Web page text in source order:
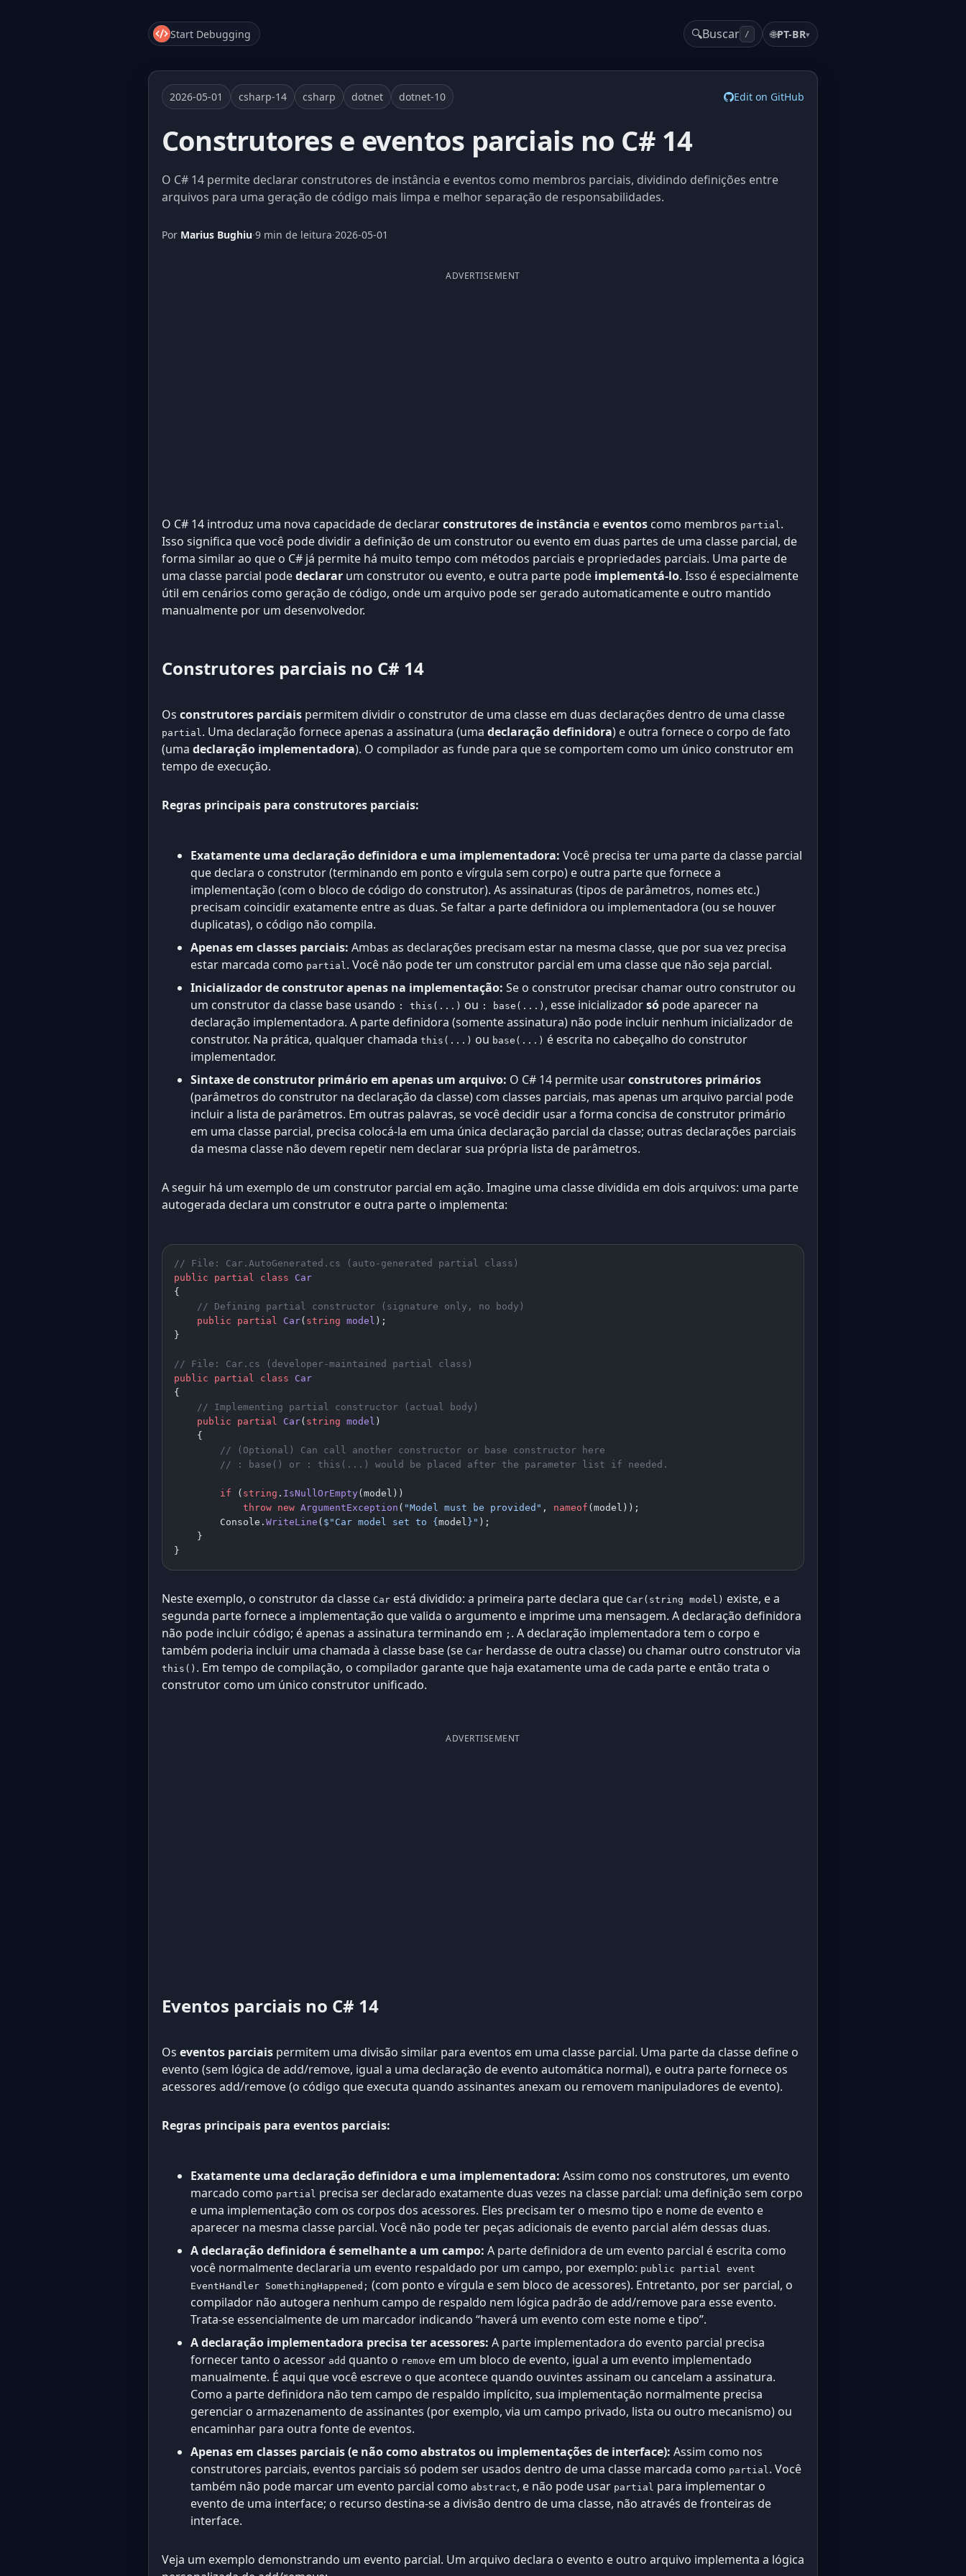
Start Debugging 🔍Buscar / 🌐PT-BR▾
2026-05-01 csharp-14 csharp dotnet dotnet-10 Edit on GitHub
Construtores e eventos parciais no C# 14
O C# 14 permite declarar construtores de instância e eventos como membros parciais, dividindo definições entre
arquivos para uma geração de código mais limpa e melhor separação de responsabilidades.
Por Marius Bughiu·9 min de leitura·2026-05-01
ADVERTISEMENT
O C# 14 introduz uma nova capacidade de declararconstrutores de instância eeventos como membros partial.
Isso significa que você pode dividir a definição de um construtor ou evento em duas partes de uma classe parcial, de
forma similar ao que o C# já permite há muito tempo com métodos parciais e propriedades parciais. Uma parte de
uma classe parcial podedeclarar um construtor ou evento, e outra parte pode implementá-lo. Isso é especialmente
útil em cenários como geração de código, onde um arquivo pode ser gerado automaticamente e outro mantido
manualmente por um desenvolvedor.
Construtores parciais no C# 14
Os construtores parciais permitem dividir o construtor de uma classe em duas declarações dentro de uma classe
partial . Uma declaração fornece apenas a assinatura (uma declaração definidora) e outra fornece o corpo de fato
(uma declaração implementadora). O compilador as funde para que se comportem como um único construtor em
tempo de execução.
Regras principais para construtores parciais:
Exatamente uma declaração definidora e uma implementadora: Você precisa ter uma parte da classe parcial
que declara o construtor (terminando em ponto e vírgula sem corpo) e outra parte que fornece a
implementação (com o bloco de código do construtor). As assinaturas (tipos de parâmetros, nomes etc.)
precisam coincidir exatamente entre as duas. Se faltar a parte definidora ou implementadora (ou se houver
duplicatas), o código não compila.
Apenas em classes parciais: Ambas as declarações precisam estar na mesma classe, que por sua vez precisa
estar marcada como partial . Você não pode ter um construtor parcial em uma classe que não seja parcial.
Inicializador de construtor apenas na implementação: Se o construtor precisar chamar outro construtor ou
um construtor da classe base usando : this(...) ou : base(...) , esse inicializadorsó pode aparecer na
declaração implementadora. A parte definidora (somente assinatura) não pode incluir nenhum inicializador de
construtor. Na prática, qualquer chamada this(...) ou base(...) é escrita no cabeçalho do construtor
implementador.
Sintaxe de construtor primário em apenas um arquivo: O C# 14 permite usarconstrutores primários
(parâmetros do construtor na declaração da classe) com classes parciais, mas apenas um arquivo parcial pode
incluir a lista de parâmetros. Em outras palavras, se você decidir usar a forma concisa de construtor primário
em uma classe parcial, precisa colocá-la em uma única declaração parcial da classe; outras declarações parciais
da mesma classe não devem repetir nem declarar sua própria lista de parâmetros.
A seguir há um exemplo de um construtor parcial em ação. Imagine uma classe dividida em dois arquivos: uma parte
autogerada declara um construtor e outra parte o implementa:
// File: Car.AutoGenerated.cs (auto-generated partial class)
public partial class Car
{
    // Defining partial constructor (signature only, no body)
    public
partial Car( string model );
}
// File: Car.cs (developer-maintained partial class)
public partial class Car
{
    // Implementing partial constructor (actual body)
    public
partial Car( string model )
    {
        // (Optional) Can call another constructor or base constructor here
        // : base() or : this(...) would be placed after the parameter list if needed.
        if
( string . IsNullOrEmpty(model))
            throw
new ArgumentException ( "Model must be provided" , nameof (model));
        Console.
WriteLine ( $"Car model set to { model } " );
    }
}
Neste exemplo, o construtor da classe Car está dividido: a primeira parte declara que Car(string model) existe, e a
segunda parte fornece a implementação que valida o argumento e imprime uma mensagem. A declaração definidora
não pode incluir código; é apenas a assinatura terminando em ; . A declaração implementadora tem o corpo e
também poderia incluir uma chamada à classe base (se Car herdasse de outra classe) ou chamar outro construtor via
this() . Em tempo de compilação, o compilador garante que haja exatamente uma de cada parte e então trata o
construtor como um único construtor unificado.
ADVERTISEMENT
Eventos parciais no C# 14
Os eventos parciais permitem uma divisão similar para eventos em uma classe parcial. Uma parte da classe define o
evento (sem lógica de add/remove, igual a uma declaração de evento automática normal), e outra parte fornece os
acessores add/remove (o código que executa quando assinantes anexam ou removem manipuladores de evento).
Regras principais para eventos parciais:
Exatamente uma declaração definidora e uma implementadora: Assim como nos construtores, um evento
marcado como partial precisa ser declarado exatamente duas vezes na classe parcial: uma definição sem corpo
e uma implementação com os corpos dos acessores. Eles precisam ter o mesmo tipo e nome de evento e
aparecer na mesma classe parcial. Você não pode ter peças adicionais de evento parcial além dessas duas.
A declaração definidora é semelhante a um campo: A parte definidora de um evento parcial é escrita como
você normalmente declararia um evento respaldado por um campo, por exemplo: public partial event
EventHandler SomethingHappened; (com ponto e vírgula e sem bloco de acessores). Entretanto, por ser parcial, o
compilador não autogera nenhum campo de respaldo nem lógica padrão de add/remove para esse evento.
Trata-se essencialmente de um marcador indicando “haverá um evento com este nome e tipo”.
A declaração implementadora precisa ter acessores: A parte implementadora do evento parcial precisa
fornecer tanto o acessor add quanto o remove em um bloco de evento, igual a um evento implementado
manualmente. É aqui que você escreve o que acontece quando ouvintes assinam ou cancelam a assinatura.
Como a parte definidora não tem campo de respaldo implícito, sua implementação normalmente precisa
gerenciar o armazenamento de assinantes (por exemplo, via um campo privado, lista ou outro mecanismo) ou
encaminhar para outra fonte de eventos.
Apenas em classes parciais (e não como abstratos ou implementações de interface): Assim como nos
construtores parciais, eventos parciais só podem ser usados dentro de uma classe marcada como partial . Você
também não pode marcar um evento parcial como abstract, e não pode usar partial para implementar o
evento de uma interface; o recurso destina-se a divisão dentro de uma classe, não através de fronteiras de
interface.
Veja um exemplo demonstrando um evento parcial. Um arquivo declara o evento e outro arquivo implementa a lógica